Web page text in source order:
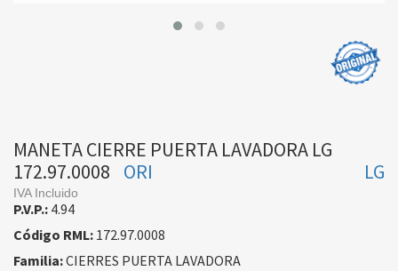
MANETA CIERRE PUERTA LAVADORA LG
172.97.0008
LG
ORI
IVA Incluido
P.V.P.: 4.94
Código RML: 172.97.0008
Familia:CIERRES PUERTA LAVADORA